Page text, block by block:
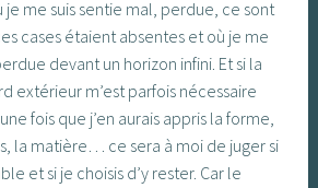
me suis sentie mal, perdue, ce sont
cases étaient absentes et où je me
devant un horizon infini. Et si la
extérieur m’est parfois nécessaire
fois que j’en aurais appris la forme,
la matière… ce sera à moi de juger si
et si je choisis d’y rester. Car le